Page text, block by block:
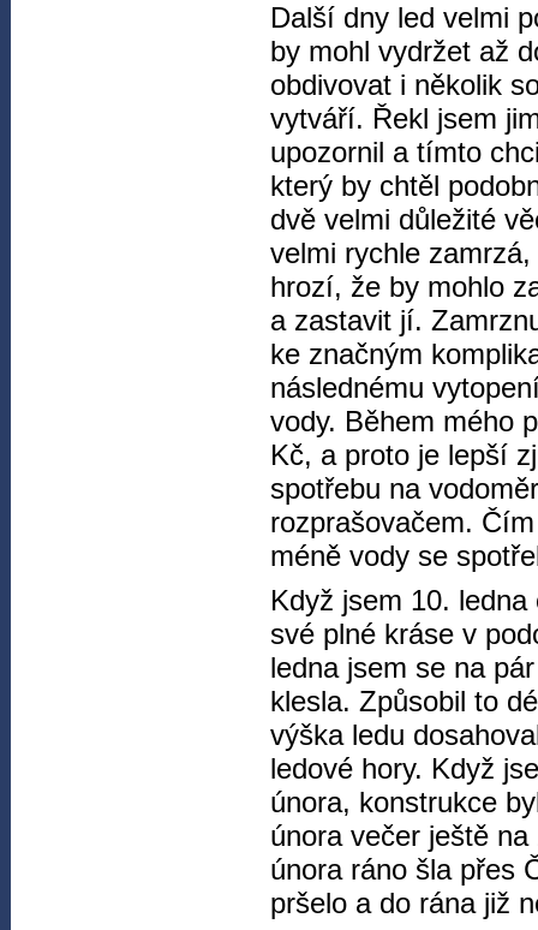
Další dny led velmi
by mohl vydržet až
obdivovat i několik
vytváří. Řekl jsem
upozornil a tímto
který by chtěl
dvě velmi důležité
velmi rychle
hrozí, že by mohlo
a zastavit jí.
ke značným
následnému
vody. Během mého
Kč, a proto je lepší
spotřebu na
rozprašovačem.
méně vody se
Když jsem 10.
své plné kráse v
ledna jsem se na
klesla. Způsobil to
výška ledu
ledové hory. Když
února, konstrukce
února večer ještě
února ráno šla přes
pršelo a do rána již